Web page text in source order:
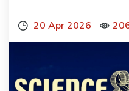
20 Apr 2026